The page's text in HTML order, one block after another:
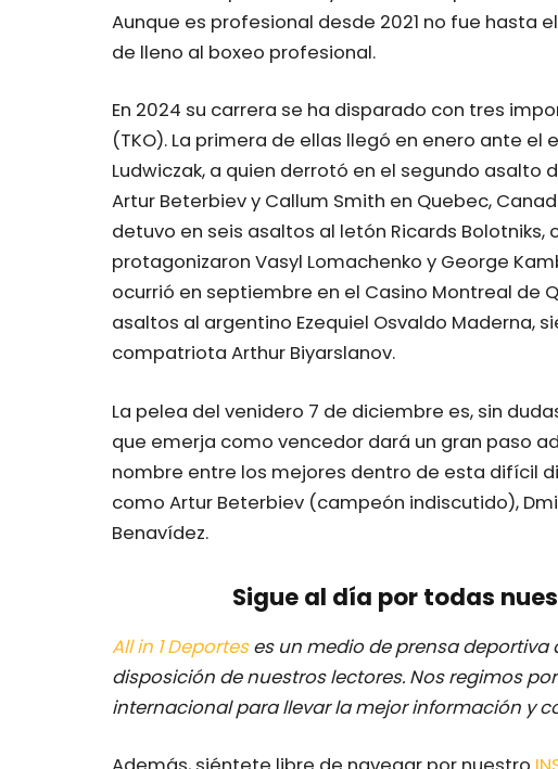
Aunque es profesional desde 2021 no fue hasta
de lleno al boxeo profesional.
En 2024 su carrera se ha disparado con tres
(TKO). La primera de ellas llegó en enero ante
Ludwiczak, a quien derrotó en el segundo
Artur Beterbiev y Callum Smith en Quebec,
detuvo en seis asaltos al letón Ricards
protagonizaron Vasyl Lomachenko y George
ocurrió en septiembre en el Casino Montreal de
asaltos al argentino Ezequiel Osvaldo Maderna,
compatriota Arthur Biyarslanov.
La pelea del venidero 7 de diciembre es, sin
que emerja como vencedor dará un gran paso
nombre entre los mejores dentro de esta difícil
como Artur Beterbiev (campeón indiscutido),
Benavídez.
Sigue al día por todas
All in 1 Deporteses un medio de prensa deportiva
disposición de nuestros lectores. Nos regimos
internacional para llevar la mejor información y